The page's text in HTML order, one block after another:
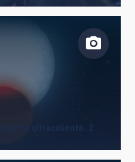
ultracaliente. 2